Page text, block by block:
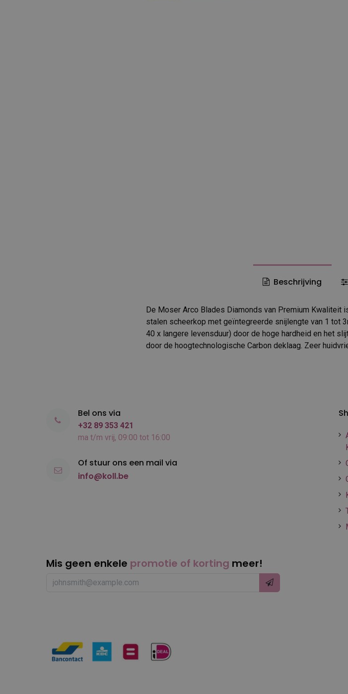
Beschrijving
De Moser Arco Blades Diamonds van Premium Kwaliteit
stalen scheerkop met geïntegreerde snijlengte van 1 tot
40 x langere levensduur) door de hoge hardheid en het
door de hoogtechnologische Carbon deklaag. Zeer
Mis geen enkele promotie of korting meer!
Bel ons via
+32 89 353 421
ma t/m vrij, 09:00 tot 16:00
Of stuur ons een mail via
info@koll.be